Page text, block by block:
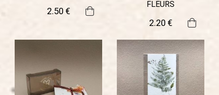
2.50€
FLEURS
2.20€